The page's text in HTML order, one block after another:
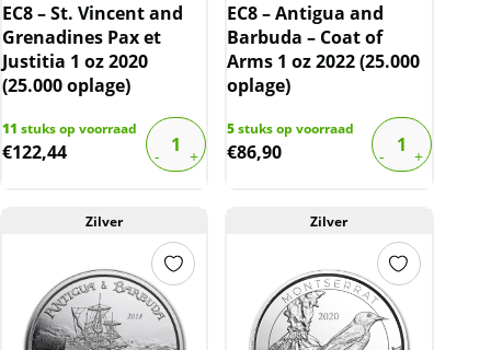
EC8 – St. Vincent and
Grenadines Pax et
Justitia 1 oz 2020
(25.000 oplage)
11 stuks op voorraad
€122,44
EC8 – Antigua and
Barbuda – Coat of
Arms 1 oz 2022 (25.000
oplage)
5stuks op voorraad
€86,90
Zilver Zilver